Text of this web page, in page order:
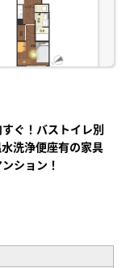
ぐ！バストイレ別
洗浄便座有の家具
ション！